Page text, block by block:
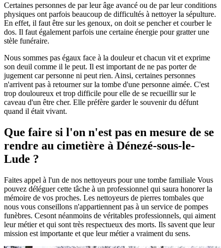
Certaines personnes de par leur âge avancé ou de par leur conditions
physiques ont parfois beaucoup de difficultés à nettoyer la sépulture.
En effet, il faut être sur les genoux, on doit se pencher et courber le
dos. Il faut également parfois une certaine énergie pour gratter une
stèle funéraire.
Nous sommes pas égaux face à la douleur et chacun vit et exprime
son deuil comme il le peut. Il est important de ne pas porter de
jugement car personne ni peut rien. Ainsi, certaines personnes
n'arrivent pas à retourner sur la tombe d'une personne aimée. C'est
trop douloureux et trop difficile pour elle de se recueillir sur le
caveau d'un être cher. Elle préfère garder le souvenir du défunt
quand il était vivant.
Que faire si l'on n'est pas en mesure de se
rendre au cimetière à Dénezé-sous-le-
Lude ?
Faites appel à l'un de nos nettoyeurs pour une tombe familiale Vous
pouvez déléguer cette tâche à un professionnel qui saura honorer la
mémoire de vos proches. Les nettoyeurs de pierres tombales que
nous vous conseillons n'appartiennent pas à un service de pompes
funèbres. Cesont néanmoins de véritables professionnels, qui aiment
leur métier et qui sont très respectueux des morts. Ils savent que leur
mission est importante et que leur métier a vraiment du sens.